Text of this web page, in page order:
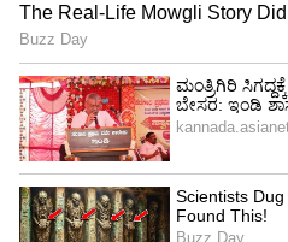
ಕನ್ನಡದಲ್ಲಿ ಪ್ರಸಾರವಾಗುತ್ತಿದ್ದ
ಹಾಗೂ ಜೀ ಕನ್ನಡದ ನಾಗಿಣಿ
ಮೇಘಾ ನಟಿಸಿದ್ದರು. ಅಷ್ಟೇ
ಕಪಲ್ಸ್ ರಿಯಾಲಿಟಿ ಶೋ ರಾಜಾ
ಕೂಡ ಹೌದು. ಇವರ ಪತಿ
ಜನ ಇಷ್ಟಪಟ್ಟಿದ್ದರು. ಈಕೆ